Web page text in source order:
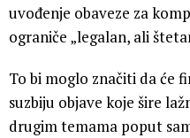
uvođenje obaveze za
ograniče „legalan, ali
To bi moglo značiti da će
suzbiju objave koje šire
drugim temama poput